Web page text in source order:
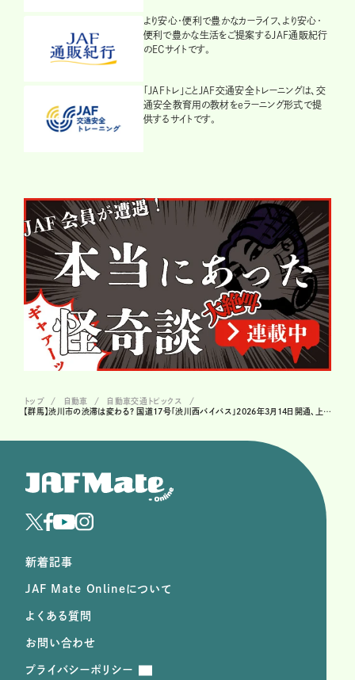
より安心・便利で豊かなカーライフ、より安心・
便利で豊かな生活をご提案するJAF通販紀行
のECサイトです。
「JAFトレ」ことJAF交通安全トレーニングは、交
通安全教育用の教材をeラーニング形式で提
供するサイトです。
トップ 自動車
自動車交通トピックス
【群馬】渋川市の渋滞は変わる? 国道17号「渋川西バイパス」2026年3月14日開通、上信自動車道ネットワーク強化
新着記事
JAF Mate Onlineについて
よくある質問
お問い合わせ
プライバシーポリシー